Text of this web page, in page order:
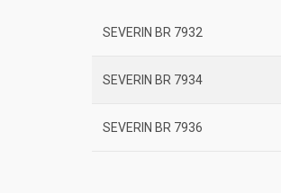
SEVERIN BR 7932
SEVERIN BR 7934
SEVERIN BR 7936